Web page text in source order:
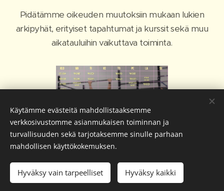
Pidätämme oikeuden muutoksiin mukaan lukien
arkipyhät, erityiset tapahtumat ja kurssit sekä muu
aikatauluihin vaikuttava toiminta.
© 2022 CrossFit Korjaamo | Kaikki oikeudet pidätetään
Käytämme evästeitä mahdollistaaksemme
verkkosivustomme asianmukaisen toiminnan ja
turvallisuuden sekä tarjotaksemme sinulle parhaan
mahdollisen käyttökokemuksen.
Hyväksy vain tarpeelliset Hyväksy kaikki